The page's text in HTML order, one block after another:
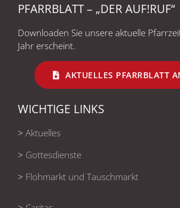
PFARRBLATT – „DER AUF!RUF“
Downloaden Sie unsere aktuelle
Jahr erscheint.
AKTUELLES PFARRBLATT
WICHTIGE LINKS
> Aktuelles
> Gottesdienste
> Flohmarkt und Tauschmarkt